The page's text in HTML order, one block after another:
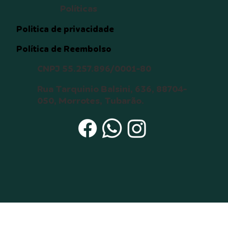
destino que envolva o animal,
tais como desaparecimento ou
morte;
12. Manter contato com o
doador temporário por meio de
mensagens de texto, vídeo e
foto para obter notícias do
animal até a completa
adaptação do animal (6 meses).
Estou ciente de que:
a) Um cão ou gato pode viver
Política de Reembolso
Politica de privacidade
Políticas
CNPJ 55.257.896/0001-80
Rua Tarquinio Balsini, 636, 88704-
050, Morrotes, Tubarão.